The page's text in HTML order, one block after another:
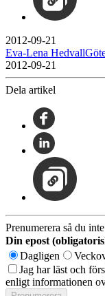
2012-09-21
Eva-Lena
2012-09-21
Dela artikel
Prenumerera så du
Din epost
Dagligen
Jag har läst och
enligt informationen